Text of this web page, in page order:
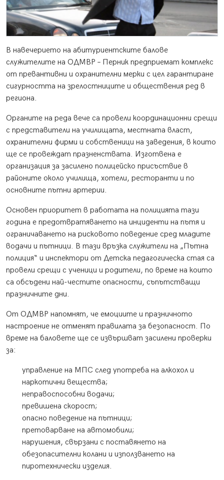
В навечерието на абитуриентските балове
служителите на ОДМВР – Перник предприемат комплекс
от превантивни и охранителни мерки с цел гарантиране
сигурността на зрелостниците и обществения ред в
региона.
Органите на реда вече са провели координационни срещи
с представители на училищата, местната власт,
охранителни фирми и собственици на заведения, в които
ще се провеждат празненствата. Изготвена е
организация за засилено полицейско присъствие в
районите около училища, хотели, ресторанти и по
основните пътни артерии.
Основен приоритет в работата на полицията тази
година е предотвратяването на инциденти на пътя и
ограничаването на рисковото поведение сред младите
водачи и пътници. В тази връзка служители на „Пътна
полиция“ и инспектори от Детска педагогическа стая са
провели срещи с ученици и родители, по време на които
са обсъдени най-честите опасности, съпътстващи
празничните дни.
От ОДМВР напомнят, че емоциите и празничното
настроение не отменят правилата за безопасност. По
време на баловете ще се извършват засилени проверки
за:
управление на МПС след употреба на алкохол и
наркотични вещества;
неправоспособни водачи;
превишена скорост;
опасно поведение на пътници;
претоварване на автомобили;
нарушения, свързани с поставянето на
обезопасителни колани и използването на
пиротехнически изделия.